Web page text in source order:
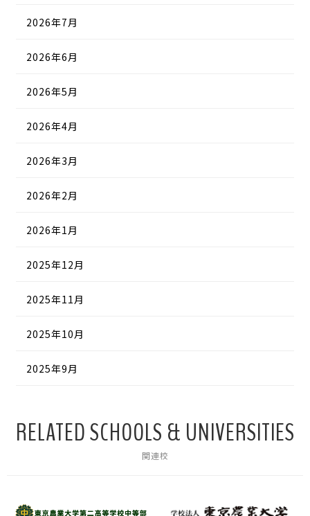
2026年7月
2026年6月
2026年5月
2026年4月
2026年3月
2026年2月
2026年1月
2025年12月
2025年11月
2025年10月
2025年9月
RELATED SCHOOLS & UNIVERSITIES
関連校